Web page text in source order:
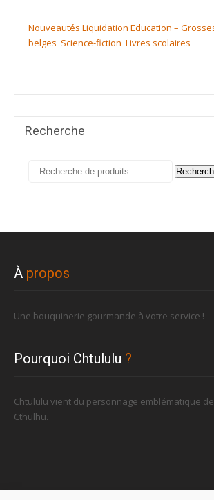
Nouveautés Liquidation Education –
belges Science-fiction Livres scolaires
Recherche
Recherche
À propos
Une bouquinerie gourmande à votre service !
Pourquoi Chtululu ?
Chtululu vient du personnage emblématique
Cthulhu.